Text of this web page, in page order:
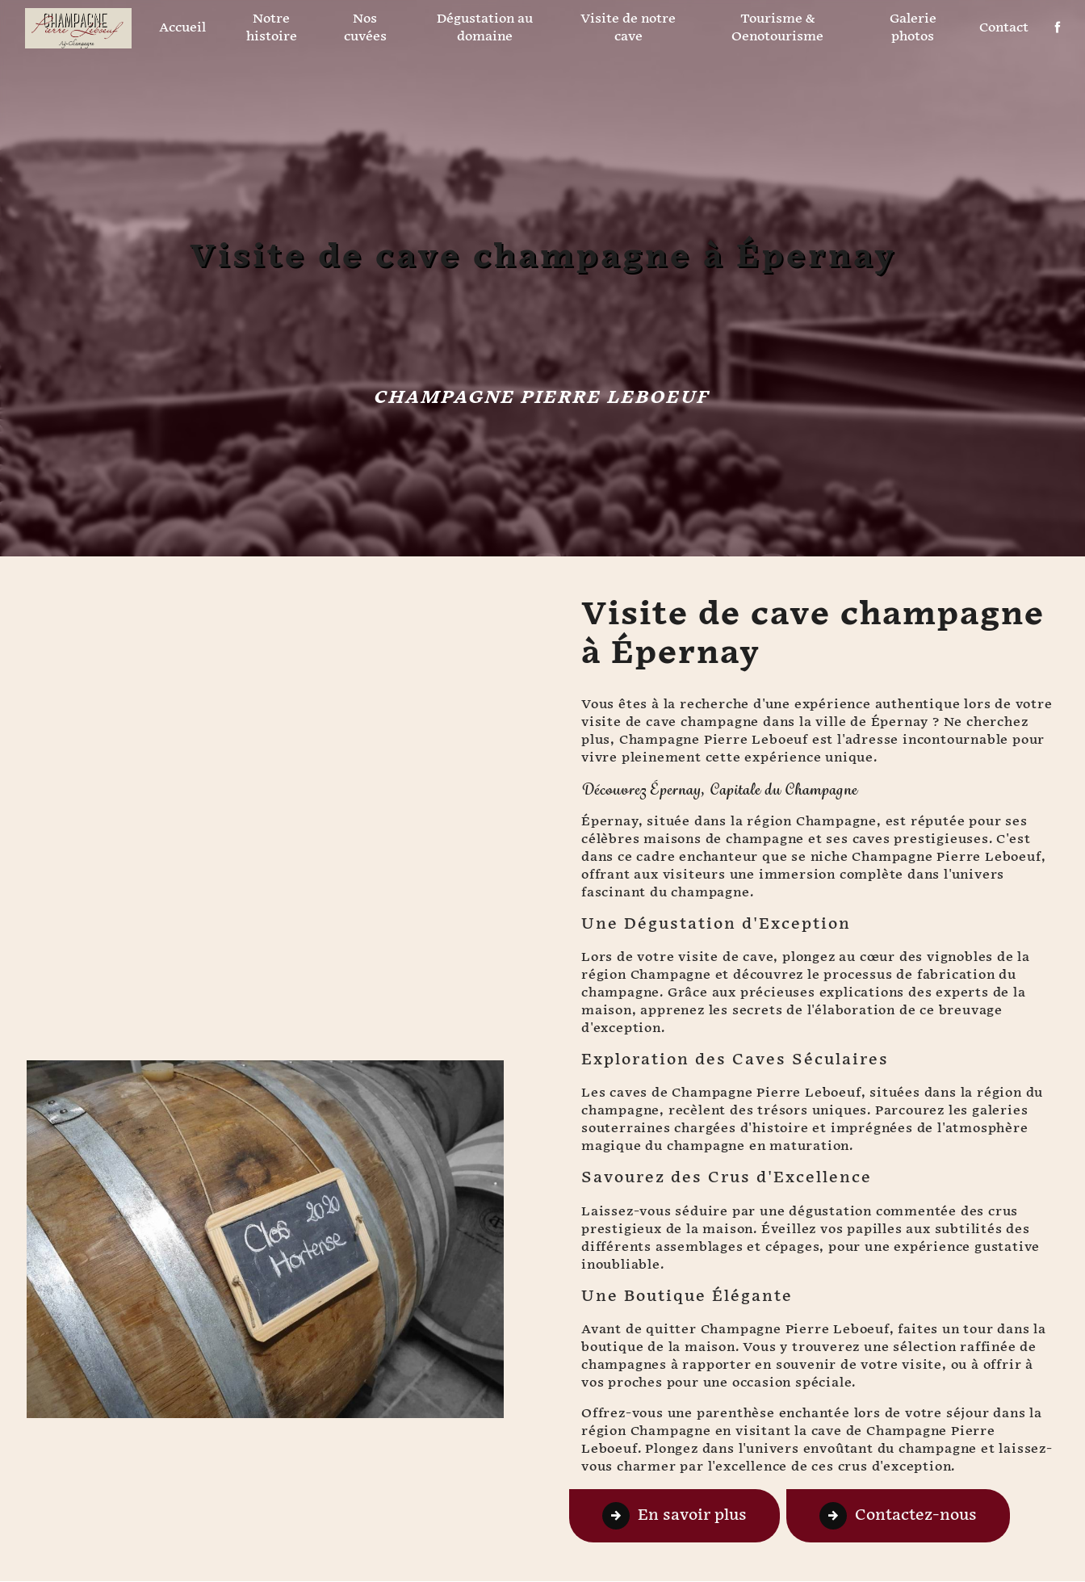
Accueil
Notre
histoire
Nos
cuvées
Dégustation au
domaine
Visite de notre
cave
Tourisme &
Oenotourisme
Galerie
photos
Contact
Visite de cave champagne à Épernay
CHAMPAGNE PIERRE LEBOEUF
Visite de cave champagne
à Épernay
Vous êtes à la recherche d'une expérience authentique lors de votre
visite de cave champagne dans la ville de Épernay ? Ne cherchez
plus, Champagne Pierre Leboeuf est l'adresse incontournable pour
vivre pleinement cette expérience unique.
Découvrez Épernay, Capitale du Champagne
Épernay, située dans la région Champagne, est réputée pour ses
célèbres maisons de champagne et ses caves prestigieuses. C'est
dans ce cadre enchanteur que se niche Champagne Pierre Leboeuf,
offrant aux visiteurs une immersion complète dans l'univers
fascinant du champagne.
Une Dégustation d'Exception
Lors de votre visite de cave, plongez au cœur des vignobles de la
région Champagne et découvrez le processus de fabrication du
champagne. Grâce aux précieuses explications des experts de la
maison, apprenez les secrets de l'élaboration de ce breuvage
d'exception.
Exploration des Caves Séculaires
Les caves de Champagne Pierre Leboeuf, situées dans la région du
champagne, recèlent des trésors uniques. Parcourez les galeries
souterraines chargées d'histoire et imprégnées de l'atmosphère
magique du champagne en maturation.
Savourez des Crus d'Excellence
Laissez-vous séduire par une dégustation commentée des crus
prestigieux de la maison. Éveillez vos papilles aux subtilités des
différents assemblages et cépages, pour une expérience gustative
inoubliable.
Une Boutique Élégante
Avant de quitter Champagne Pierre Leboeuf, faites un tour dans la
boutique de la maison. Vous y trouverez une sélection raffinée de
champagnes à rapporter en souvenir de votre visite, ou à offrir à
vos proches pour une occasion spéciale.
Offrez-vous une parenthèse enchantée lors de votre séjour dans la
région Champagne en visitant la cave de Champagne Pierre
Leboeuf. Plongez dans l'univers envoûtant du champagne et laissez-
vous charmer par l'excellence de ces crus d'exception.
En savoir plus Contactez-nous
Panneau de gestion des cookies